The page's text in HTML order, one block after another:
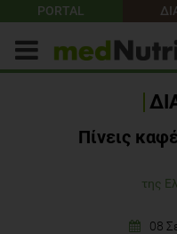
PORTAL
Πίνεις
της
08